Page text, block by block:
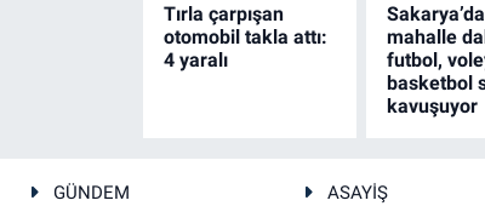
Tırla çarpışan
otomobil takla attı:
4 yaralı
mahalle
futbol,
basketbol
kavuşuyor
GÜNDEM
ASAYİŞ